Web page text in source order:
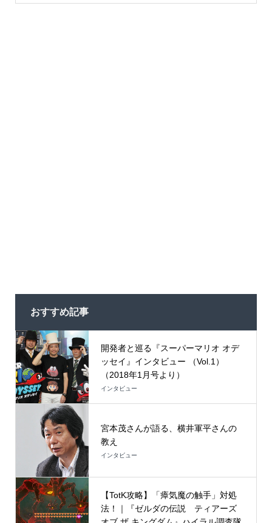
おすすめ記事
開発者と巡る『スーパーマリオ オデ
ッセイ』インタビュー （Vol.1）
（2018年1月号より）
インタビュー
宮本茂さんが語る、横井軍平さんの
教え
インタビュー
【TotK攻略】「瘴気魔の触手」対処
法！｜『ゼルダの伝説 ティアーズ